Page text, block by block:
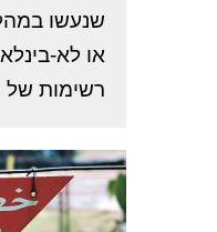
שנעשו
או לא-
רשימות של